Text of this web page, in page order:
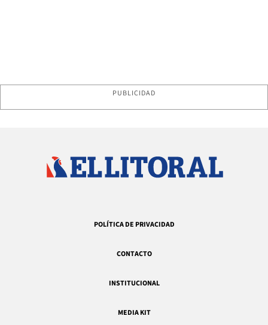
PUBLICIDAD
POLÍTICA DE PRIVACIDAD
CONTACTO
INSTITUCIONAL
MEDIA KIT